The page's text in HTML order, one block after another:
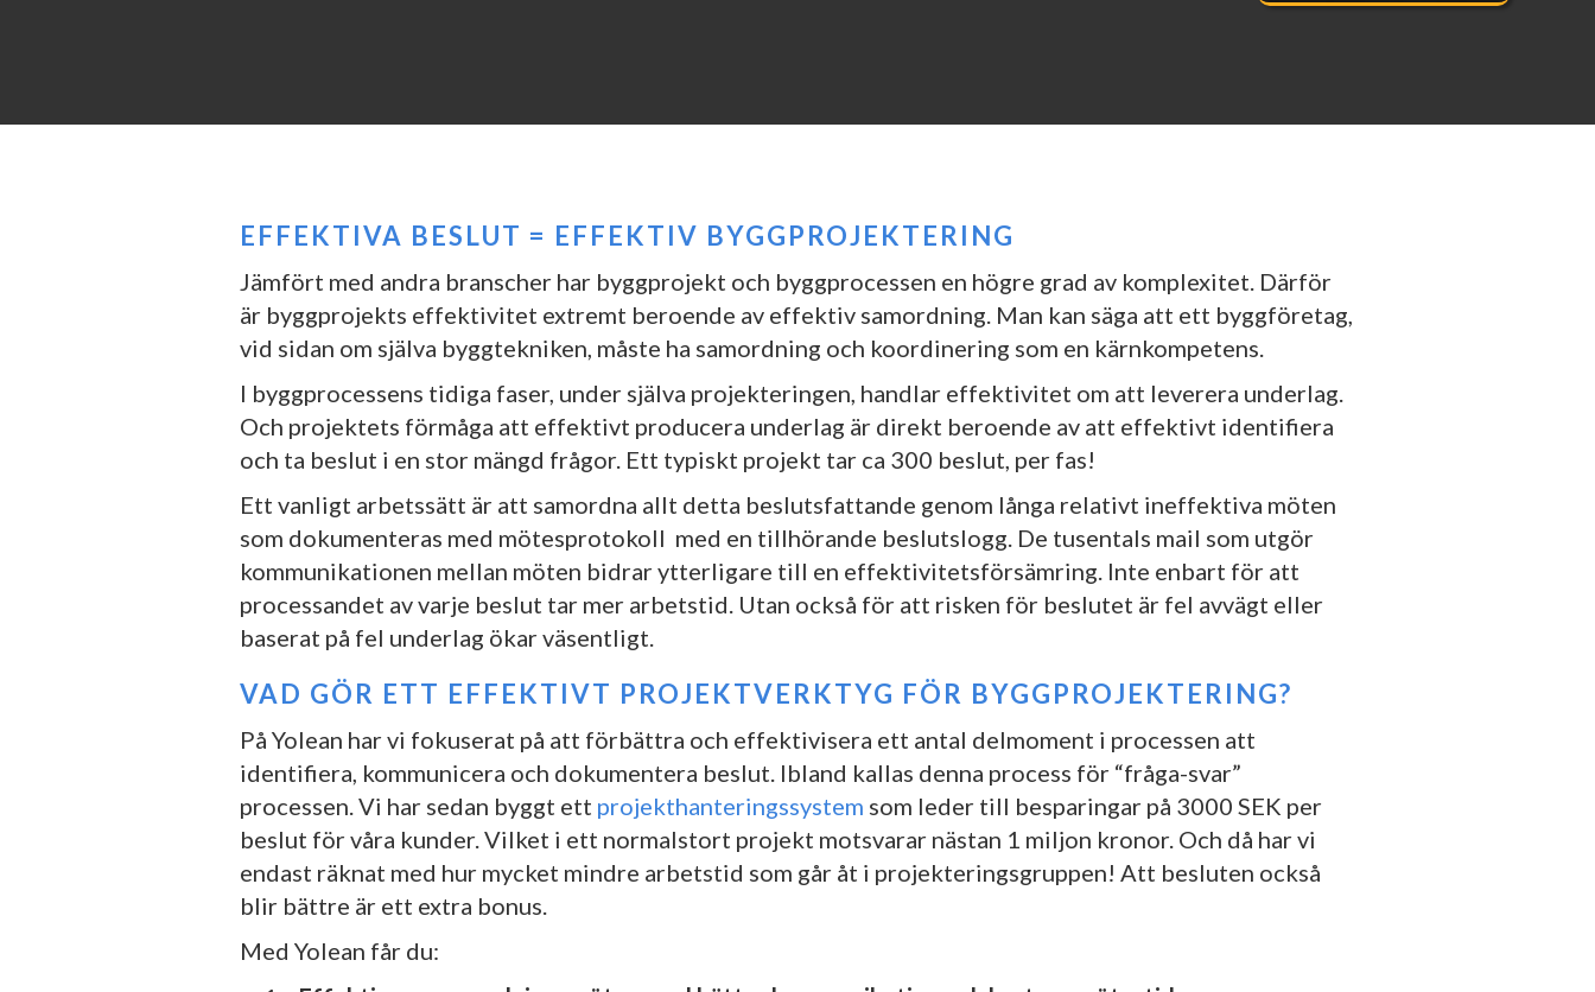
EFFEKTIVA BESLUT = EFFEKTIV BYGGPROJEKTERING
Jämfört med andra branscher har byggprojekt och byggprocessen en högre grad av komplexitet. Därför
är byggprojekts effektivitet extremt beroende av effektiv samordning. Man kan säga att ett byggföretag,
vid sidan om själva byggtekniken, måste ha samordning och koordinering som en kärnkompetens.
I byggprocessens tidiga faser, under själva projekteringen, handlar effektivitet om att leverera underlag.
Och projektets förmåga att effektivt producera underlag är direkt beroende av att effektivt identifiera
och ta beslut i en stor mängd frågor. Ett typiskt projekt tar ca 300 beslut, per fas!
Ett vanligt arbetssätt är att samordna allt detta beslutsfattande genom långa relativt ineffektiva möten
som dokumenteras med mötesprotokoll med en tillhörande beslutslogg. De tusentals mail som utgör
kommunikationen mellan möten bidrar ytterligare till en effektivitetsförsämring. Inte enbart för att
processandet av varje beslut tar mer arbetstid. Utan också för att risken för beslutet är fel avvägt eller
baserat på fel underlag ökar väsentligt.
VAD GÖR ETT EFFEKTIVT PROJEKTVERKTYG FÖR BYGGPROJEKTERING?
På Yolean har vi fokuserat på att förbättra och effektivisera ett antal delmoment i processen att
identifiera, kommunicera och dokumentera beslut. Ibland kallas denna process för “fråga-svar”
processen. Vi har sedan byggt ett projekthanteringssystem som leder till besparingar på 3000 SEK per
beslut för våra kunder. Vilket i ett normalstort projekt motsvarar nästan 1 miljon kronor. Och då har vi
endast räknat med hur mycket mindre arbetstid som går åt i projekteringsgruppen! Att besluten också
blir bättre är ett extra bonus.
Med Yolean får du: